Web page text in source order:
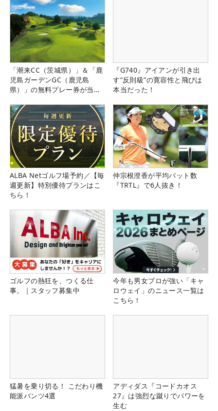
「潮来CC（茨城県）」＆「鹿
児島ガーデンGC（鹿児島
県）」の無料プレー券が当た
『G740』アイアンが引き出
す“反則級”の寛容性と飛びは
本当だった！
ALBA Netゴルフ場予約／【毎
週更新】特別優待プランはこ
ちら！
仲宗根澄香が平均パット数
『TRTL』で6人抜き！
ゴルフの熱狂を、つくる仕
事。｜スタッフ募集中
今年も男女プロが強い「キャ
ロウェイ」のニュース一覧は
こちら！
猛暑を乗り切る！ こだわり機
能派パンツ4選
アディダス『コードカオス
27』は強烈な蹴りでパワーを
生む